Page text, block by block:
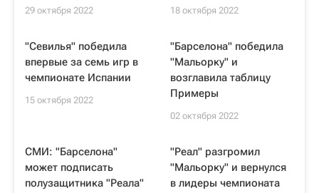
29 октября 2022 18 октября 2022
"Севилья" победила
впервые за семь игр в
чемпионате Испании
15 октября 2022
"Барселона" победила
"Мальорку" и
возглавила таблицу
Примеры
02 октября 2022
СМИ: "Барселона"
может подписать
полузащитника "Реала"
"Реал" разгромил
"Мальорку" и вернулся
в лидеры чемпионата